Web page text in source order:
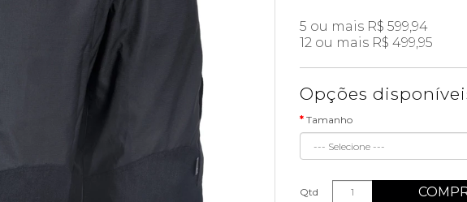
5 ou mais R$ 599,94
12 ou mais R$ 499,95
Opções
Tamanho
Qtd